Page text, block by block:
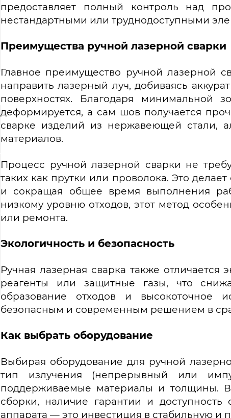
предоставляет полный контроль над
нестандартными или труднодоступными
Преимущества ручной лазерной сварки
Главное преимущество ручной лазерной
направить лазерный луч, добиваясь
поверхностях. Благодаря минимальной
деформируется, а сам шов получается
сварке изделий из нержавеющей стали,
материалов.
Процесс ручной лазерной сварки не
таких как прутки или проволока. Это
и сокращая общее время выполнения
низкому уровню отходов, этот метод
или ремонта.
Экологичность и безопасность
Ручная лазерная сварка также
реагенты или защитные газы, что
образование отходов и высокоточное
безопасным и современным решением в
Как выбрать оборудование
Выбирая оборудование для ручной
тип излучения (непрерывный или
поддерживаемые материалы и толщины.
сборки, наличие гарантии и доступность
аппарата — это инвестиция в стабильную и